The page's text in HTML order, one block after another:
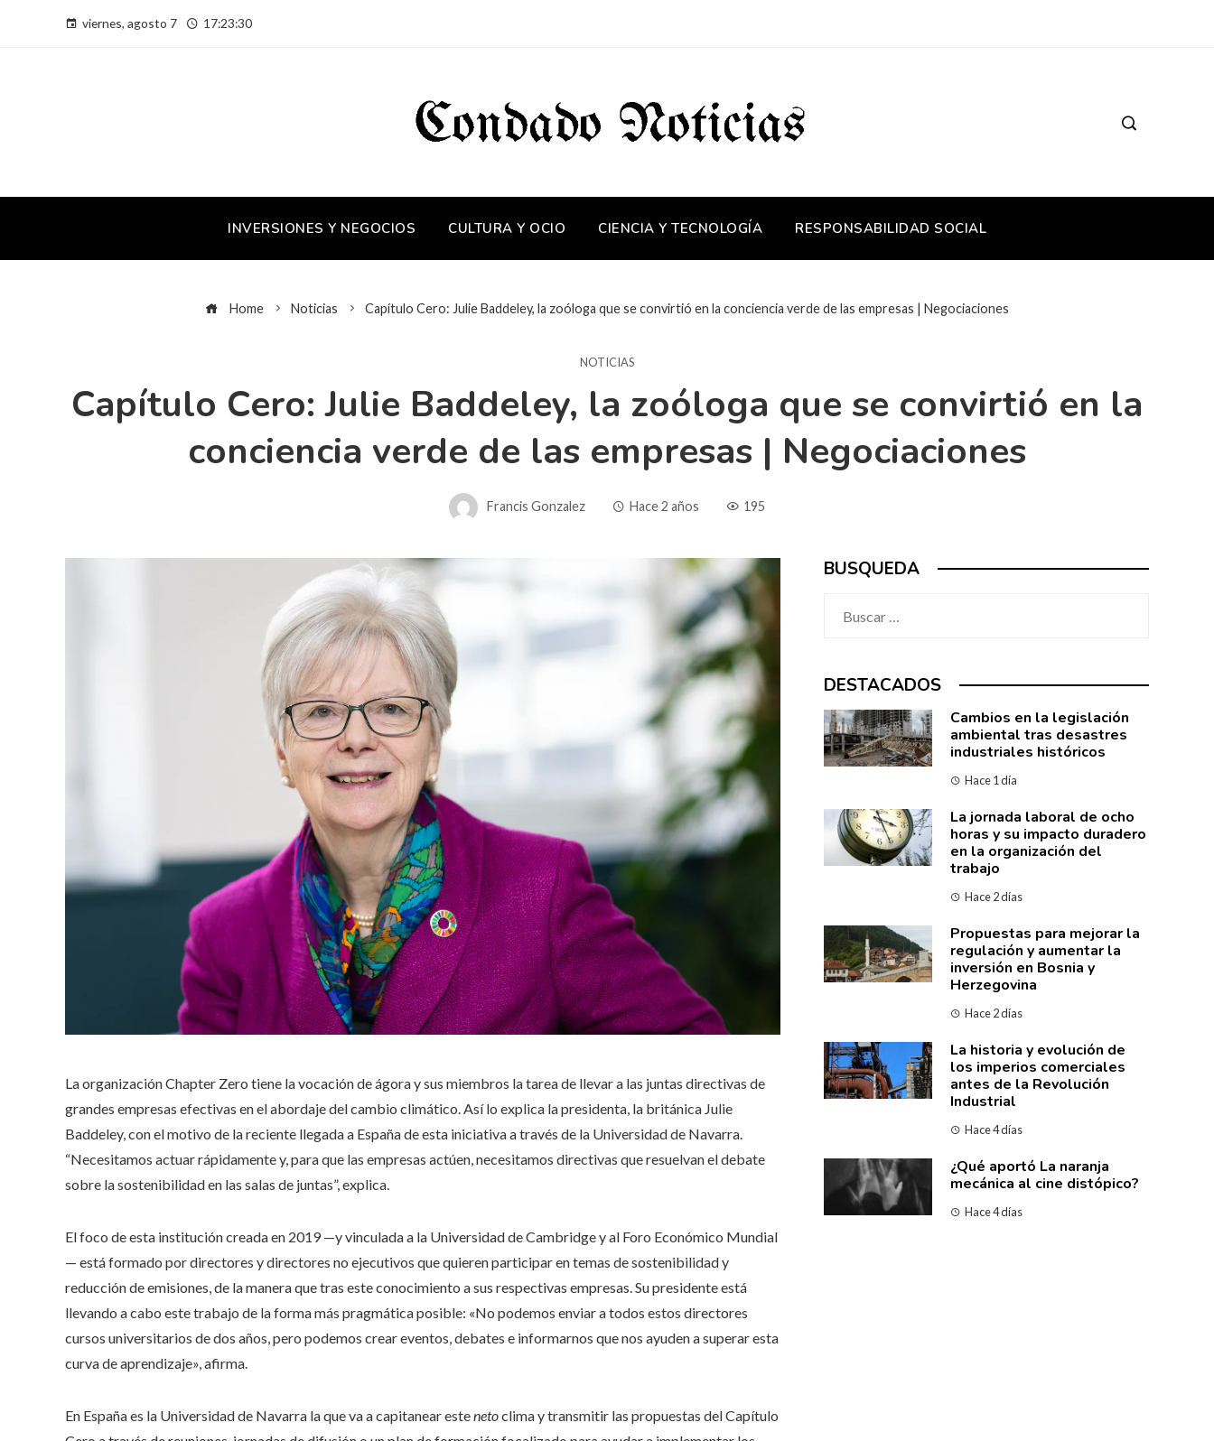
viernes, agosto 7 17:23:31
INVERSIONES Y NEGOCIOS CULTURA Y OCIO CIENCIA Y TECNOLOGÍA RESPONSABILIDAD SOCIAL
Home Noticias Capítulo Cero: Julie Baddeley, la zoóloga que se convirtió en la conciencia verde de las empresas | Negociaciones
NOTICIAS
Capítulo Cero: Julie Baddeley, la zoóloga que se convirtió en la
conciencia verde de las empresas | Negociaciones
Francis Gonzalez Hace 2 años 195
La organización Chapter Zero tiene la vocación de ágora y sus miembros la tarea de llevar a las juntas directivas de
grandes empresas efectivas en el abordaje del cambio climático. Así lo explica la presidenta, la británica Julie
Baddeley, con el motivo de la reciente llegada a España de esta iniciativa a través de la Universidad de Navarra.
“Necesitamos actuar rápidamente y, para que las empresas actúen, necesitamos directivas que resuelvan el debate
sobre la sostenibilidad en las salas de juntas”, explica.
El foco de esta institución creada en 2019 —y vinculada a la Universidad de Cambridge y al Foro Económico Mundial
— está formado por directores y directores no ejecutivos que quieren participar en temas de sostenibilidad y
reducción de emisiones, de la manera que tras este conocimiento a sus respectivas empresas. Su presidente está
llevando a cabo este trabajo de la forma más pragmática posible: «No podemos enviar a todos estos directores
cursos universitarios de dos años, pero podemos crear eventos, debates e informarnos que nos ayuden a superar esta
curva de aprendizaje», afirma.
En España es la Universidad de Navarra la que va a capitanear estenetoclima y transmitir las propuestas del Capítulo
BUSQUEDA
DESTACADOS
Cambios en la legislación
ambiental tras desastres
industriales históricos
Hace 1 día
La jornada laboral de ocho
horas y su impacto duradero
en la organización del
trabajo
Hace 2 días
Propuestas para mejorar la
regulación y aumentar la
inversión en Bosnia y
Herzegovina
Hace 2 días
La historia y evolución de
los imperios comerciales
antes de la Revolución
Industrial
Hace 4 días
¿Qué aportó La naranja
mecánica al cine distópico?
Hace 4 días